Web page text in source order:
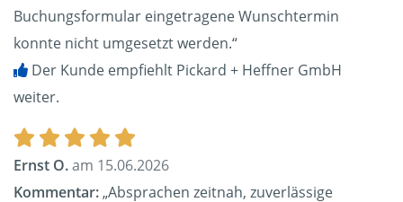
Buchungsformular eingetragene Wunschtermin
konnte nicht umgesetzt werden.“
Der Kunde empfiehlt Pickard + Heffner GmbH
weiter.
Ernst O.am 15.06.2026
Kommentar:„Absprachen zeitnah, zuverlässige